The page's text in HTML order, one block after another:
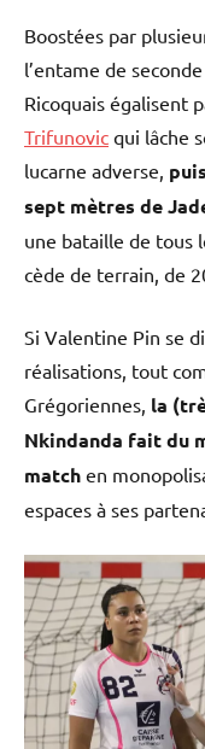
Boostées par
l’entame de
Ricoquais égalisent
Trifunovic qui lâche
lucarne adverse,
sept mètres de
une bataille de tous
cède de terrain, de
Si Valentine Pin se
réalisations, tout
Grégoriennes, la
Nkindanda fait du
match en
espaces à ses